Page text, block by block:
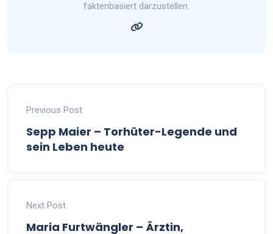
faktenbasiert darzustellen.
Previous Post
Sepp Maier – Torhüter-Legende und
sein Leben heute
Next Post
Maria Furtwängler – Ärztin,